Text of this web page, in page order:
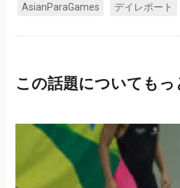
AsianParaGames デイレポート
この話題についてもっ